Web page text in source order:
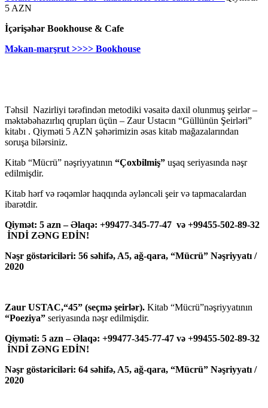
5 AZN
İçərişəhər Bookhouse & Cafe
Məkan-marşrut >>>> Bookhouse
Təhsil Nazirliyi tərəfindən metodiki vəsaitə daxil olunmuş şeirlər –
məktəbəhazırlıq qrupları üçün – Zaur Ustacın “Güllünün Şeirləri”
kitabı . Qiyməti 5 AZN şəhərimizin əsas kitab mağazalarından
soruşa bilərsiniz.
Kitab “Mücrü” nəşriyyatının “Çoxbilmiş” uşaq seriyasında nəşr
edilmişdir.
Kitab hərf və rəqəmlər haqqında əyləncəli şeir və tapmacalardan
ibarətdir.
Qiymət: 5 azn – Əlaqə: +99477-345-77-47 və +99455-502-89-32
İNDİ ZƏNG EDİN!
Nəşr göstəriciləri: 56 səhifə, A5, ağ-qara, “Mücrü” Nəşriyyatı /
2020
Zaur USTAC,“45” (seçmə şeirlər). Kitab “Mücrü”nəşriyyatının
“Poeziya” seriyasında nəşr edilmişdir.
Qiyməti: 5 azn – Əlaqə: +99477-345-77-47 və +99455-502-89-32
İNDİ ZƏNG EDİN!
Nəşr göstəriciləri: 64 səhifə, A5, ağ-qara, “Mücrü” Nəşriyyatı /
2020